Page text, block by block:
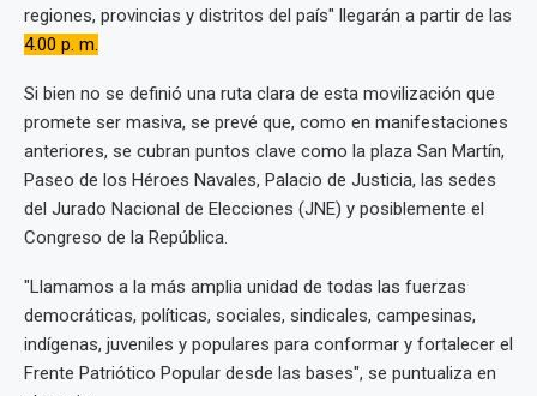
regiones, provincias y distritos del país" llegarán a partir de las
4.00 p. m.
Si bien no se definió una ruta clara de esta movilización que
promete ser masiva, se prevé que, como en manifestaciones
anteriores, se cubran puntos clave como la plaza San Martín,
Paseo de los Héroes Navales, Palacio de Justicia, las sedes
del Jurado Nacional de Elecciones (JNE) y posiblemente el
Congreso de la República.
"Llamamos a la más amplia unidad de todas las fuerzas
democráticas, políticas, sociales, sindicales, campesinas,
indígenas, juveniles y populares para conformar y fortalecer el
Frente Patriótico Popular desde las bases", se puntualiza en